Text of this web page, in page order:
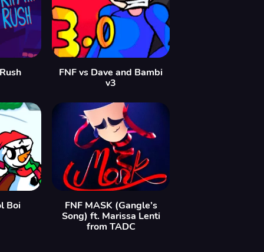
FNF vs Dave and Bambi
v3
Boi
FNF MASK (Gangle’s
Song) ft. Marissa Lenti
from TADC